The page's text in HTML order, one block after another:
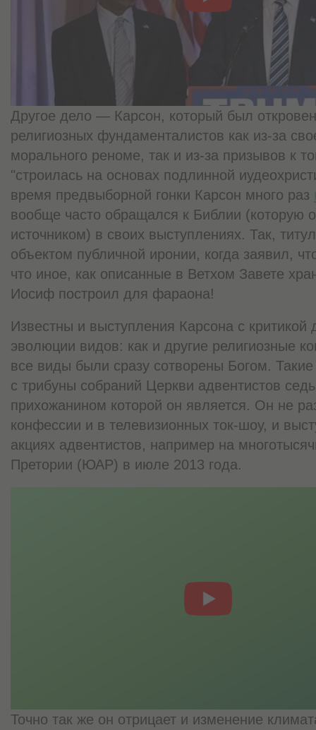
Другое дело — Карсон, который был
религиозных фундаменталистов как из-за
морального реноме, так и из-за призывов к
"строилась на основах подлинной
время предвыборной гонки Карсон много раз
вообще часто обращался к Библии (которую
источником) в своих выступлениях. Так,
объектом публичной иронии, когда заявил,
что иное, как описанные в Ветхом Завете
Иосиф построил для фараона!
Известны и выступления Карсона с критикой
эволюции видов: как и другие религиозные
все виды были сразу сотворены Богом.
с трибуны собраний Церкви адвентистов
прихожанином которой он является. Он не
конфессии и в телевизионных ток-шоу, и
акциях адвентистов, например на
Претории (ЮАР) в июле 2013 года.
Точно так же он отрицает и изменение